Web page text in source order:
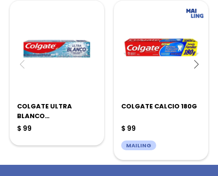
COLGATE ULTRA
BLANCO
MICROCRISTALES 90G
$ 99
COLGATE CALCIO 180G
$ 99
MAILING